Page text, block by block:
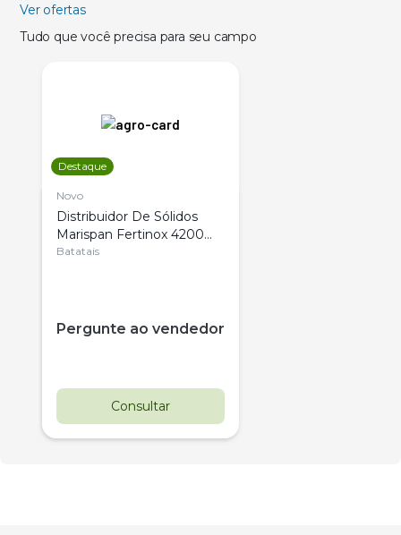
Ver ofertas
Tudo que você precisa para seu campo
Destaque
Novo
Distribuidor De Sólidos
Marispan Fertinox 4200
Citrus
Batatais
Pergunte ao vendedor
Consultar